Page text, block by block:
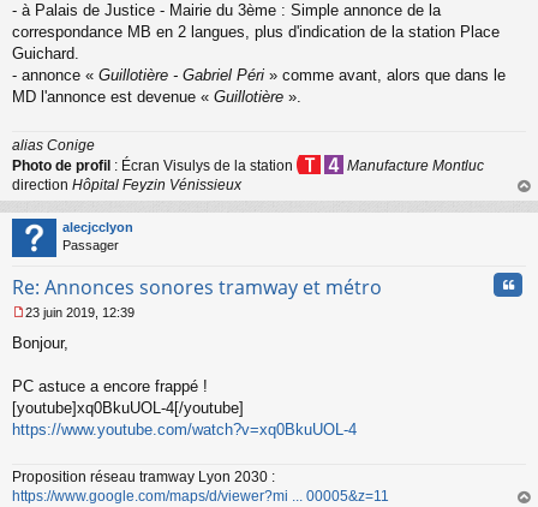
- à Palais de Justice - Mairie du 3ème : Simple annonce de la
correspondance MB en 2 langues, plus d'indication de la station Place
Guichard.
- annonce « Guillotière - Gabriel Péri » comme avant, alors que dans le
MD l'annonce est devenue « Guillotière ».
alias Conige
Photo de profil : Écran Visulys de la station
Manufacture Montluc
direction Hôpital Feyzin Vénissieux
au
alecjcclyon
Passager
Re: Annonces sonores tramway et métro
e
s
g
e
n
23 juin 2019, 12:39
Bonjour,
PC astuce a encore frappé !
[youtube]xq0BkuUOL-4[/youtube]
https://www.youtube.com/watch?v=xq0BkuUOL-4
Proposition réseau tramway Lyon 2030 :
https://www.google.com/maps/d/viewer?mi ... 00005&z=11